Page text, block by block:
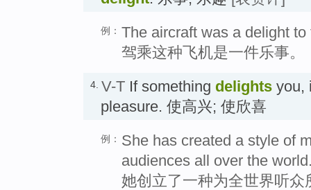
例： The aircraft was a delight to
驾乘这种飞机是一件乐事。
4. V-T If something delights you,
pleasure. 使高兴; 使欣喜
例： She has created a style of
audiences all over the
她创立了一种为全世界听众